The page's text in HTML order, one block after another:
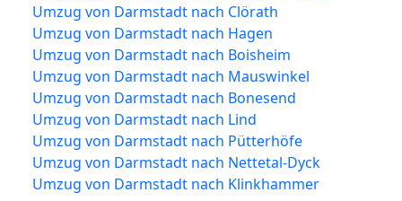
Umzug von Darmstadt nach Clörath
Umzug von Darmstadt nach Hagen
Umzug von Darmstadt nach Boisheim
Umzug von Darmstadt nach Mauswinkel
Umzug von Darmstadt nach Bonesend
Umzug von Darmstadt nach Lind
Umzug von Darmstadt nach Pütterhöfe
Umzug von Darmstadt nach Nettetal-Dyck
Umzug von Darmstadt nach Klinkhammer